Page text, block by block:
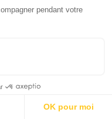
vous proposer des
ou des tirages papiers
la-Sainte-Baume.
(Brignoles, Auriol,